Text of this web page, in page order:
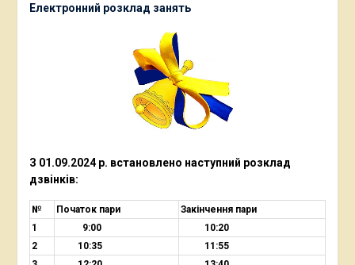
Електронний розклад занять
З 01.09.2024 р. встановлено наступний розклад
дзвінків:
№ Початок пари
Закінчення пари
1
9:00
10:20
2
10:35
11:55